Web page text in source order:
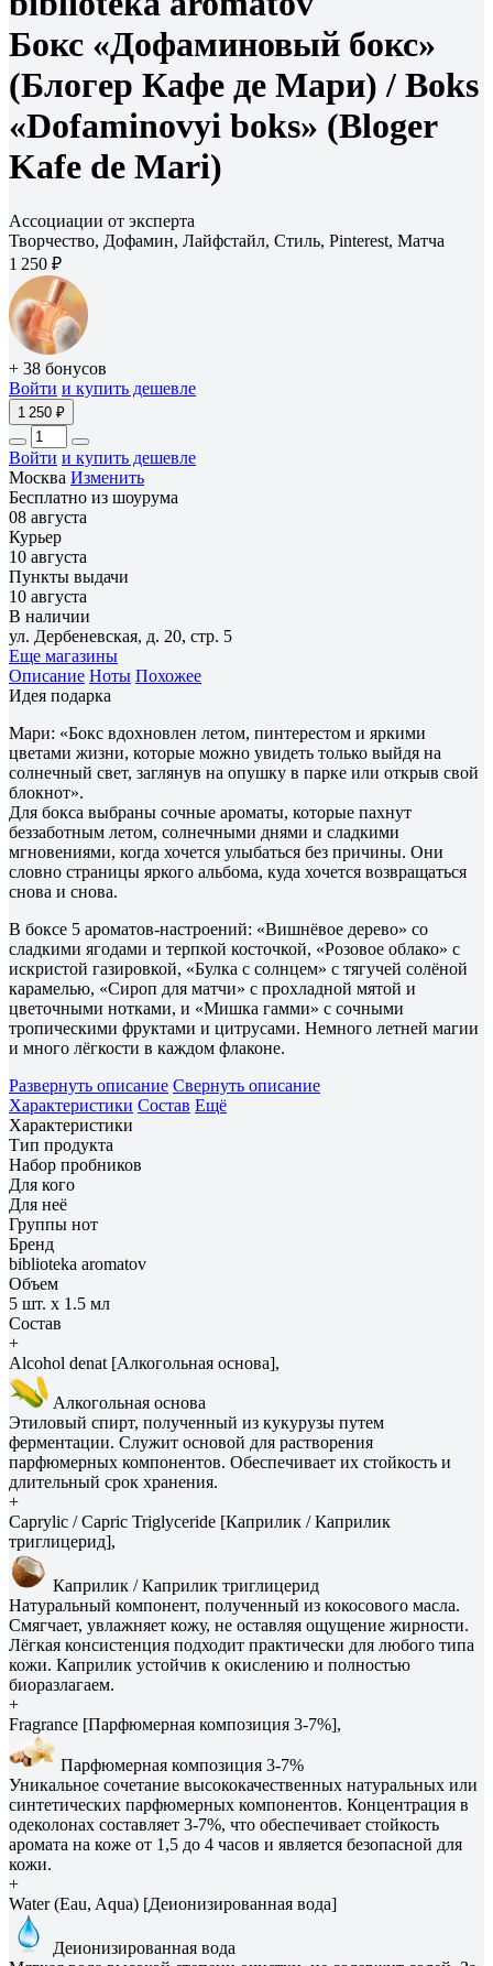
Бокс «Дофаминовый бокс»
(Блогер Кафе де Мари) / Boks
«Dofaminovyi boks» (Bloger
Kafe de Mari)
Ассоциации от эксперта
Творчество, Дофамин, Лайфстайл, Стиль, Pinterest, Матча
1 250 ₽
+ 38 бонусов
Войти и купить дешевле
1 250 ₽
Войти и купить дешевле
Москва Изменить
Бесплатно из шоурума
08 августа
Курьер
10 августа
Пункты выдачи
10 августа
В наличии
ул. Дербеневская, д. 20, стр. 5
Еще магазины
Описание Ноты Похожее
Идея подарка
Мари: «Бокс вдохновлен летом, пинтерестом и яркими
цветами жизни, которые можно увидеть только выйдя на
солнечный свет, заглянув на опушку в парке или открыв свой
блокнот».
Для бокса выбраны сочные ароматы, которые пахнут
беззаботным летом, солнечными днями и сладкими
мгновениями, когда хочется улыбаться без причины. Они
словно страницы яркого альбома, куда хочется возвращаться
снова и снова.
В боксе 5 ароматов-настроений: «Вишнёвое дерево» со
сладкими ягодами и терпкой косточкой, «Розовое облако» с
искристой газировкой, «Булка с солнцем» с тягучей солёной
карамелью, «Сироп для матчи» с прохладной мятой и
цветочными нотками, и «Мишка гамми» с сочными
тропическими фруктами и цитрусами. Немного летней магии
и много лёгкости в каждом флаконе.
Развернуть описание Свернуть описание
Характеристики Состав Ещё
Характеристики
Тип продукта
Набор пробников
Для кого
Для неё
Группы нот
Бренд
biblioteka aromatov
Объем
5 шт. х 1.5 мл
Состав
+
Alcohol denat [Алкогольная основа],
Алкогольная основа
Этиловый спирт, полученный из кукурузы путем
ферментации. Служит основой для растворения
парфюмерных компонентов. Обеспечивает их стойкость и
длительный срок хранения.
+
Caprylic / Capric Triglyceride [Каприлик / Каприлик
триглицерид],
Каприлик / Каприлик триглицерид
Натуральный компонент, полученный из кокосового масла.
Смягчает, увлажняет кожу, не оставляя ощущение жирности.
Лёгкая консистенция подходит практически для любого типа
кожи. Каприлик устойчив к окислению и полностью
биоразлагаем.
+
Fragrance [Парфюмерная композиция 3-7%],
Парфюмерная композиция 3-7%
Уникальное сочетание высококачественных натуральных или
синтетических парфюмерных компонентов. Концентрация в
одеколонах составляет 3-7%, что обеспечивает стойкость
аромата на коже от 1,5 до 4 часов и является безопасной для
кожи.
+
Water (Eau, Aqua) [Деионизированная вода]
Деионизированная вода